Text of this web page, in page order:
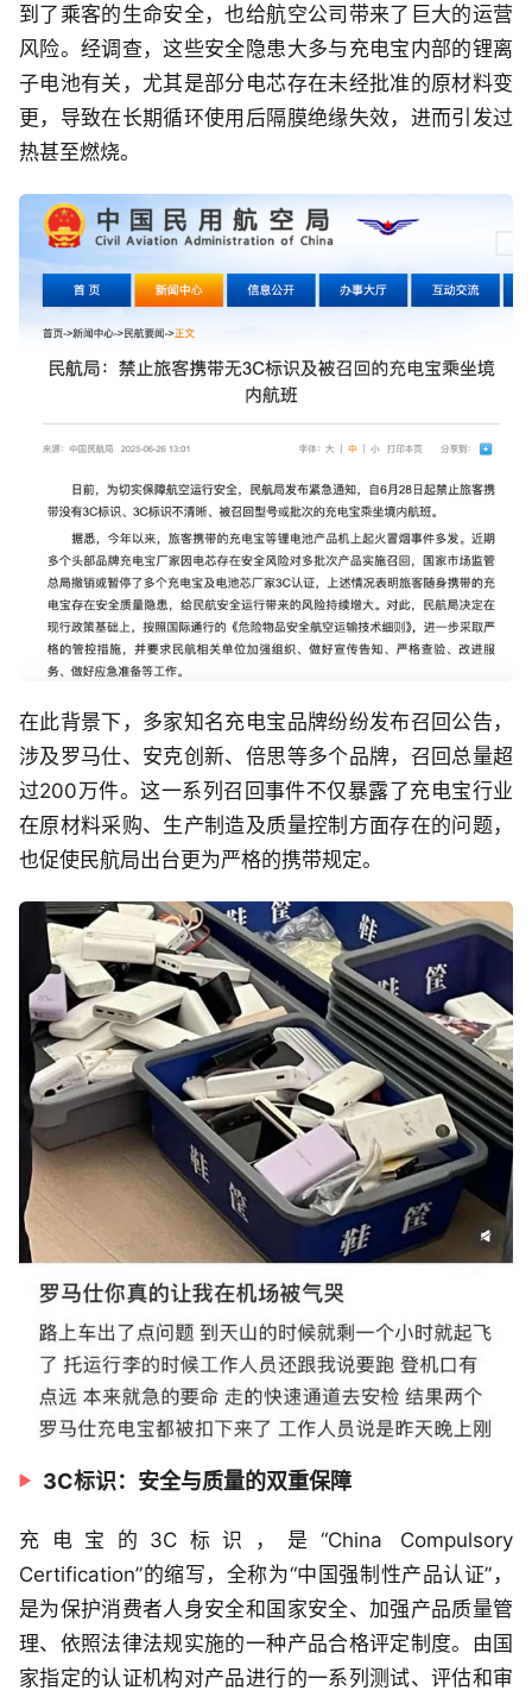
到了乘客的生命安全，也给航空公司带来了巨大的运营
风险。经调查，这些安全隐患大多与充电宝内部的锂离
子电池有关，尤其是部分电芯存在未经批准的原材料变
更，导致在长期循环使用后隔膜绝缘失效，进而引发过
热甚至燃烧。
在此背景下，多家知名充电宝品牌纷纷发布召回公告，
涉及罗马仕、安克创新、倍思等多个品牌，召回总量超
过200万件。这一系列召回事件不仅暴露了充电宝行业
在原材料采购、生产制造及质量控制方面存在的问题，
也促使民航局出台更为严格的携带规定。
3C标识：安全与质量的双重保障
充电宝的3C标识，是“China Compulsory
Certification”的缩写，全称为“中国强制性产品认证”，
是为保护消费者人身安全和国家安全、加强产品质量管
理、依照法律法规实施的一种产品合格评定制度。由国
家指定的认证机构对产品进行的一系列测试、评估和审